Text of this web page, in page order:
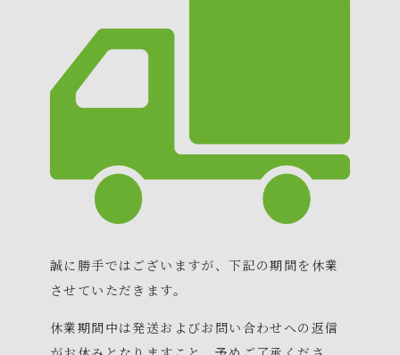
誠に勝手ではございますが、下記の期間を休業
させていただきます。
休業期間中は発送およびお問い合わせへの返信